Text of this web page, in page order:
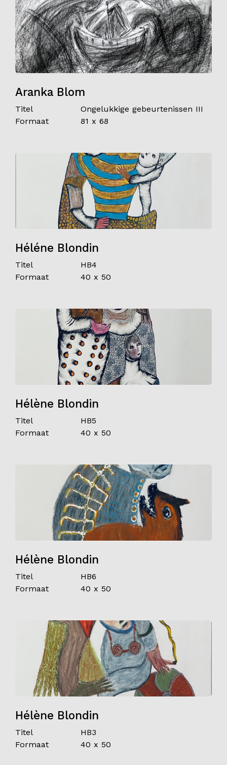
Art Brut
Nieuws
ANBI
Fotoalbums
Partners
Contact
Aranka Blom
Titel
Ongelukkige gebeurtenissen III
Formaat
81 x 68
Héléne Blondin
Titel
HB4
Formaat
40 x 50
Hélène Blondin
Titel
HB5
Formaat
40 x 50
Hélène Blondin
Titel
HB6
Formaat
40 x 50
Hélène Blondin
Titel
HB3
Formaat
40 x 50